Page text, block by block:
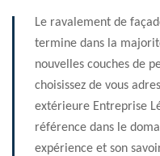
Le ravalement de
termine dans la
nouvelles couches de
choisissez de vous
extérieure Entreprise
référence dans le
expérience et son